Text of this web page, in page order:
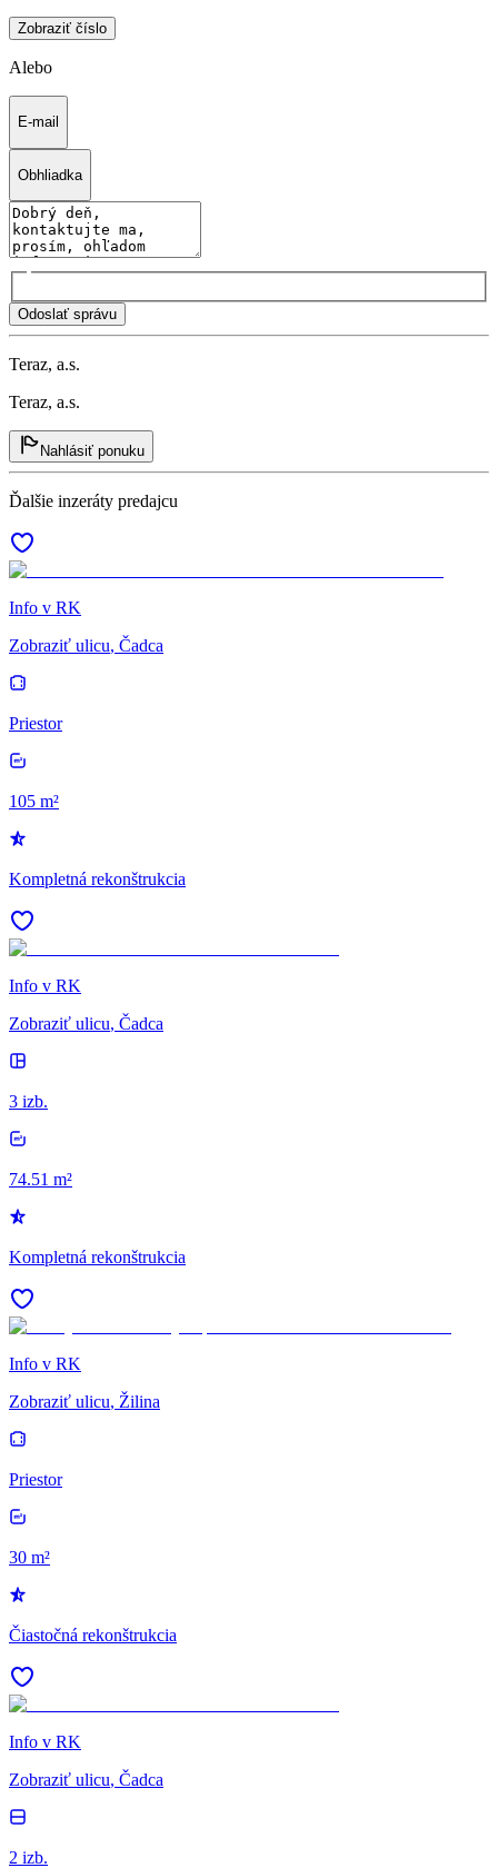
Zobraziť číslo
Alebo
E-mail
Obhliadka
Odoslať správu
Teraz, a.s.
Teraz, a.s.
Nahlásiť ponuku
Ďalšie inzeráty predajcu
Info v RK
Zobraziť ulicu, Čadca
Priestor
105 m²
Kompletná rekonštrukcia
Info v RK
Zobraziť ulicu, Čadca
3 izb.
74.51 m²
Kompletná rekonštrukcia
Info v RK
Zobraziť ulicu, Žilina
Priestor
30 m²
Čiastočná rekonštrukcia
Info v RK
Zobraziť ulicu, Čadca
2 izb.